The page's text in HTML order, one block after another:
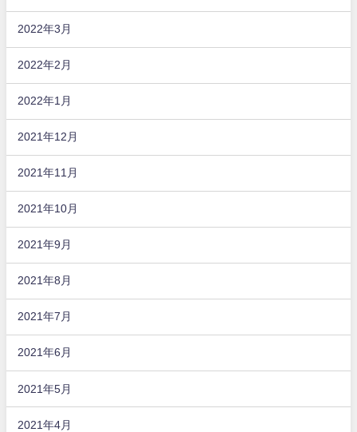
2022年3月
2022年2月
2022年1月
2021年12月
2021年11月
2021年10月
2021年9月
2021年8月
2021年7月
2021年6月
2021年5月
2021年4月